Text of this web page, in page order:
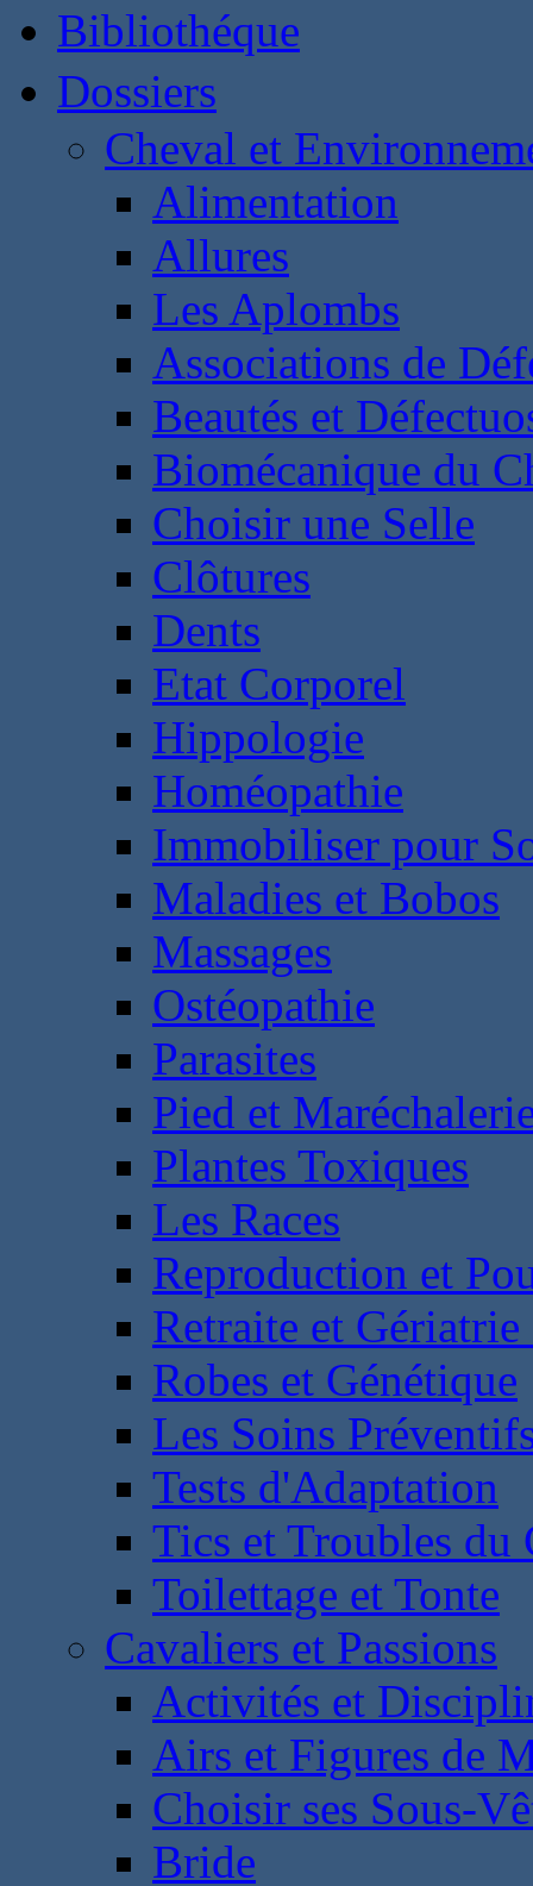
Bibliothéque
Dossiers
Cheval et
Alimentation
Allures
Les Aplombs
Associations de
Beautés et
Biomécanique du
Choisir une Selle
Clôtures
Dents
Etat Corporel
Hippologie
Homéopathie
Immobiliser pour
Maladies et Bobos
Massages
Ostéopathie
Parasites
Pied et
Plantes Toxiques
Les Races
Reproduction et
Retraite et
Robes et Génétique
Les Soins
Tests d'Adaptation
Tics et Troubles du
Toilettage et Tonte
Cavaliers et Passions
Activités et
Airs et Figures de
Choisir ses Sous-
Bride